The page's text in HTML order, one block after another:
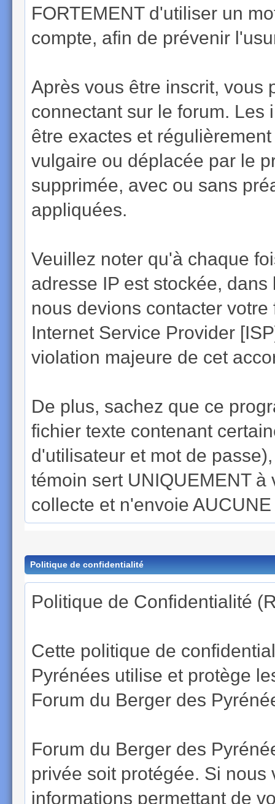
FORTEMENT d'utiliser un
compte, afin de prévenir
Après vous être inscrit, vous
connectant sur le forum. Les
être exactes et
vulgaire ou déplacée par le
supprimée, avec ou sans
appliquées.
Veuillez noter qu'à chaque
adresse IP est stockée,
nous devions contacter
Internet Service Provider
violation majeure de cet
De plus, sachez que ce
fichier texte contenant
d'utilisateur et mot de
témoin sert UNIQUEMENT
collecte et n'envoie
Politique de confidentialité
Politique de Confidentialité
Cette politique de
Pyrénées utilise et protège
Forum du Berger des
Forum du Berger des
privée soit protégée. Si
informations permettant de